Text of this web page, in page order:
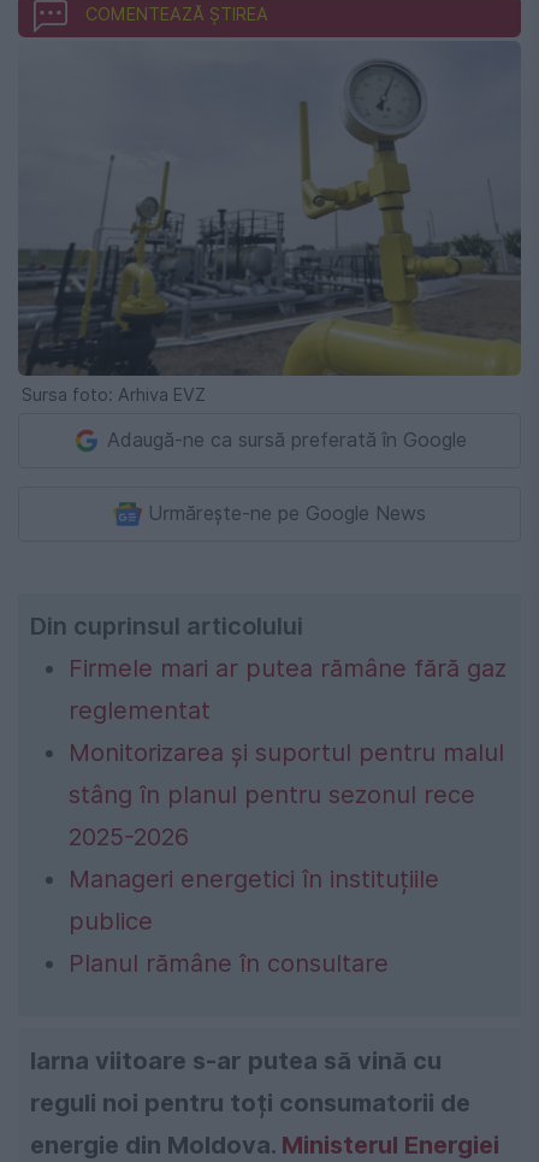
COMENTEAZĂ ȘTIREA
Sursa foto: Arhiva EVZ
Adaugă-ne ca sursă preferată în Google
Urmărește-ne pe Google News
Din cuprinsul articolului
Firmele mari ar putea rămâne fără gaz
reglementat
Monitorizarea și suportul pentru malul
stâng în planul pentru sezonul rece
2025-2026
Manageri energetici în instituțiile
publice
Planul rămâne în consultare
Iarna viitoare s-ar putea să vină cu
reguli noi pentru toți consumatorii de
energie din Moldova. Ministerul Energiei